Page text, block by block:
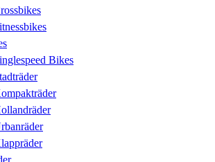
Bikes